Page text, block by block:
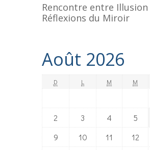
Rencontre entre
Réflexions du Miroir
Août 2026
D L M M
2
3 4 5
9
10 11 12